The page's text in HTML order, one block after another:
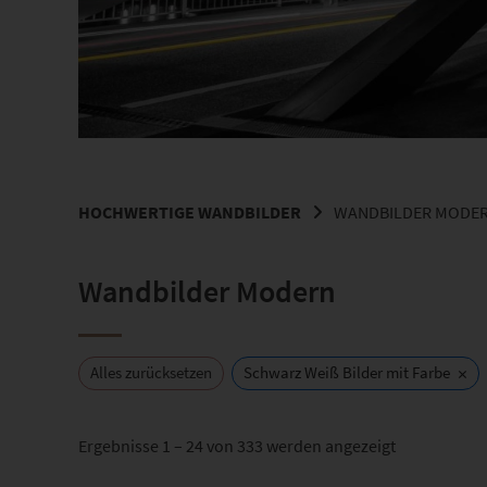
HOCHWERTIGE WANDBILDER WANDBILDER
Wandbilder Modern
Alles zurücksetzen Schwarz Weiß Bilder mit Farbe ×
Ergebnisse 1 – 24 von 333 werden angezeigtNach